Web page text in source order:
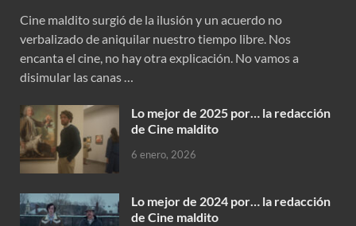
Cine maldito surgió de la ilusión y un acuerdo no
verbalizado de aniquilar nuestro tiempo libre. Nos
encanta el cine, no hay otra explicación. No vamos a
disimular las canas …
Lo mejor de 2025 por… la redacción
de Cine maldito
6 enero, 2026
Lo mejor de 2024 por… la redacción
de Cine maldito